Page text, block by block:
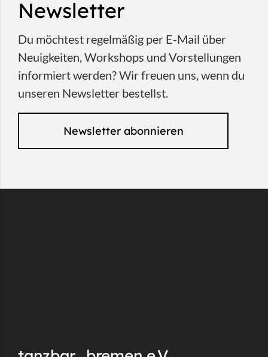
Newsletter
Du möchtest regelmäßig per E-Mail über
Neuigkeiten, Workshops und Vorstellungen
informiert werden? Wir freuen uns, wenn du
unseren Newsletter bestellst.
Newsletter abonnieren